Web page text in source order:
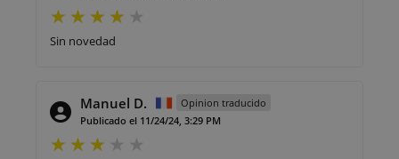
Sin novedad
Manuel D.
Opinion traducido
Publicado el 11/24/24, 3:29 PM